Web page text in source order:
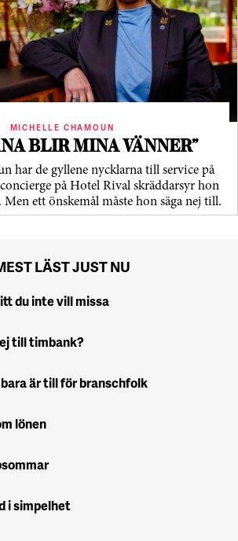
MICHELLE CHAMOUN
BLIR MINA VÄNNER”
har de gyllene nycklarna till service på
på Hotel Rival skräddarsyr hon
Men ett önskemål måste hon säga nej till.
LÄST JUST NU
du inte vill missa
till timbank?
är till för branschfolk
lönen
i simpelhet